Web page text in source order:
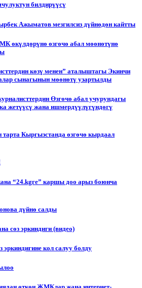
билдирүүсү
Ажыматов мезгилсиз дүйнөдөн кайтты
өкүлдөрүнө өзгөчө абал мөөнөтүнө
көзү менен” аталыштагы Экинчи
сынагынын мөөнөтү узартылды
Өзгөчө абал учурундагы
жетүүсү жана ишмердүүлүгүндөгү
Кыргызстанда өзгөчө кырдаал
“24.kgге” каршы доо арыз боюнча
дүйнө салды
сөз эркиндиги (видео)
кол салуу болду